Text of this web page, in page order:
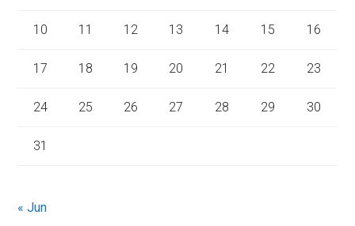
10 11 12 13 14 15 16
17 18 19 20 21 22 23
24 25 26 27 28 29 30
31
« Jun